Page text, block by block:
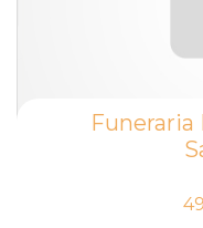
Funeraria